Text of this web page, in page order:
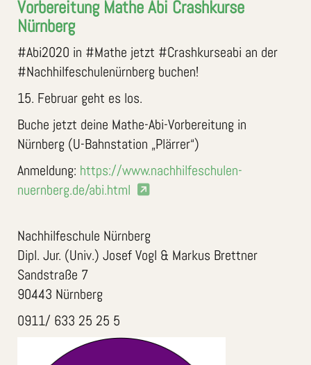
Vorbereitung Mathe Abi Crashkurse
Nürnberg
#Abi2020 in #Mathe jetzt #Crashkurseabi an der
#Nachhilfeschulenürnberg buchen!
15. Februar geht es los.
Buche jetzt deine Mathe-Abi-Vorbereitung in
Nürnberg (U-Bahnstation „Plärrer“)
Anmeldung: https://www.nachhilfeschulen-
nuernberg.de/abi.html
Nachhilfeschule Nürnberg
Dipl. Jur. (Univ.) Josef Vogl & Markus Brettner
Sandstraße 7
90443 Nürnberg
0911/ 633 25 25 5